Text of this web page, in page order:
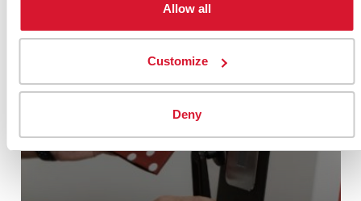
Allow all
Customize
Deny